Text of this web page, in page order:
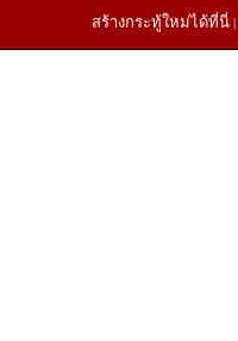
สร้างกระทู้ใหม่ได้ที่นี่ |